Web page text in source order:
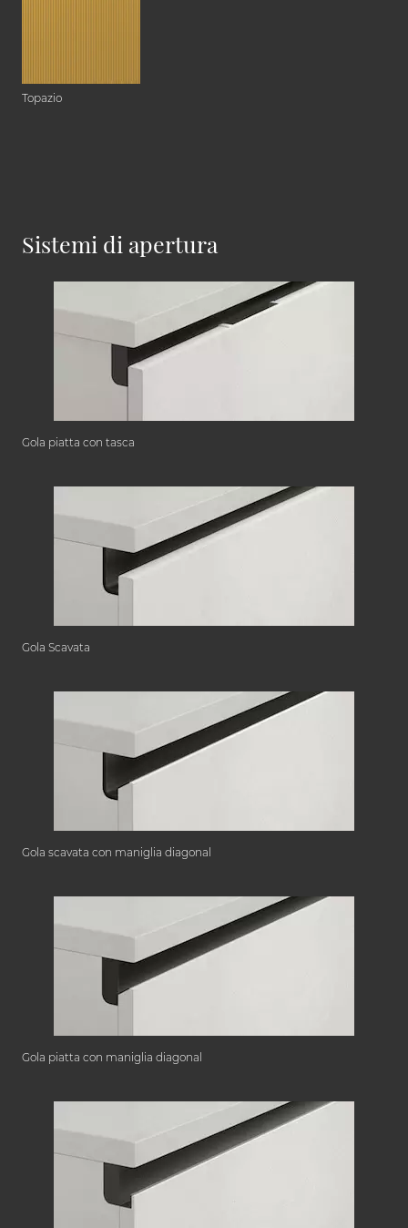
Topazio
Sistemi di apertura
Gola piatta con tasca
Gola Scavata
Gola scavata con maniglia diagonal
Gola piatta con maniglia diagonal